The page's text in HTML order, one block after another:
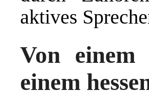
aktives
Von
einem